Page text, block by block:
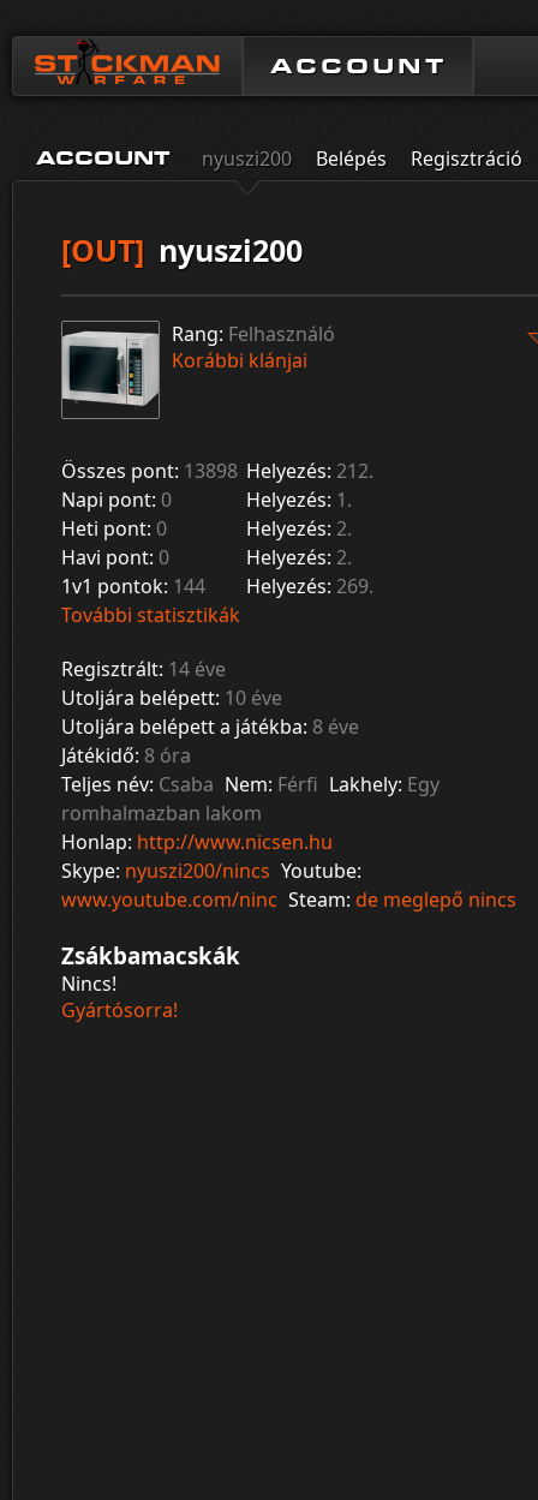
ACCOUNT
ACCOUNT nyuszi200 Belépés Regisztráció
[OUT] nyuszi200
Rang: Felhasználó
Korábbi klánjai
Összes pont: 13898 Helyezés: 212.
Napi pont: 0 Helyezés: 1.
Heti pont: 0 Helyezés: 2.
Havi pont: 0 Helyezés: 2.
1v1 pontok: 144 Helyezés: 269.
További statisztikák
Regisztrált: 14 éve
Utoljára belépett: 10 éve
Utoljára belépett a játékba: 8 éve
Játékidő: 8 óra
Teljes név: Csaba Nem: Férfi Lakhely: Egy
romhalmazban lakom
Honlap: http://www.nicsen.hu
Skype: nyuszi200/nincs Youtube:
www.youtube.com/ninc Steam: de meglepő nincs
Zsákbamacskák
Nincs!
Gyártósorra!